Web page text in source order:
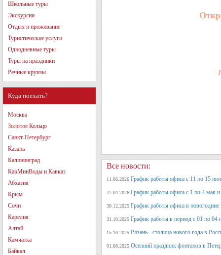
Школьные туры
Экскурсии
Отдых и проживание
Туристические услуги
Однодневные туры
Туры на праздники
Речные круизы
Куда поехать?
Москва
Золотое Кольцо
Санкт-Петербург
Казань
Калининград
КавМинВоды и Кавказ
Абхазия
Крым
Сочи
Карелия
Алтай
Камчатка
Байкал
Все новости:
11.06.2026 График работы офиса с 11 по 15
27.04.2026 График работы офиса с 1 по 4 мая
30.12.2025 График работы офиса в новогодние
31.10.2025 График работы в период с 01 по 04
15.10.2025 Рязань - столица нового года в
01.08.2025 Осенний праздник фонтанов в